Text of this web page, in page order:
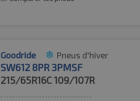
Goodride Pneus d'hiver
SW612 8PR 3PMSF
215/65R16C109/107R